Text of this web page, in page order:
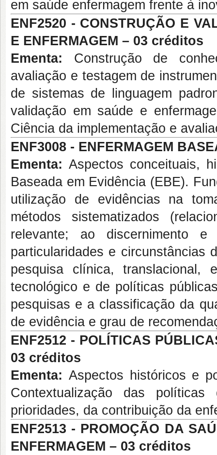
em saúde enfermagem frente à
ENF2520 - CONSTRUÇÃO E
E ENFERMAGEM – 03 créditos
Ementa: Construção de
avaliação e testagem de
de sistemas de linguagem
validação em saúde e
Ciência da implementação e
ENF3008 - ENFERMAGEM
Ementa: Aspectos conceituais,
Baseada em Evidência (EBE).
utilização de evidências na
métodos sistematizados
relevante; ao discernimento e
particularidades e circunstâncias
pesquisa clínica, translacional,
tecnológico e de políticas
pesquisas e a classificação da
de evidência e grau de
ENF2512 - POLÍTICAS
03 créditos
Ementa: Aspectos históricos e
Contextualização das
prioridades, da contribuição da
ENF2513 - PROMOÇÃO DA
ENFERMAGEM – 03 créditos